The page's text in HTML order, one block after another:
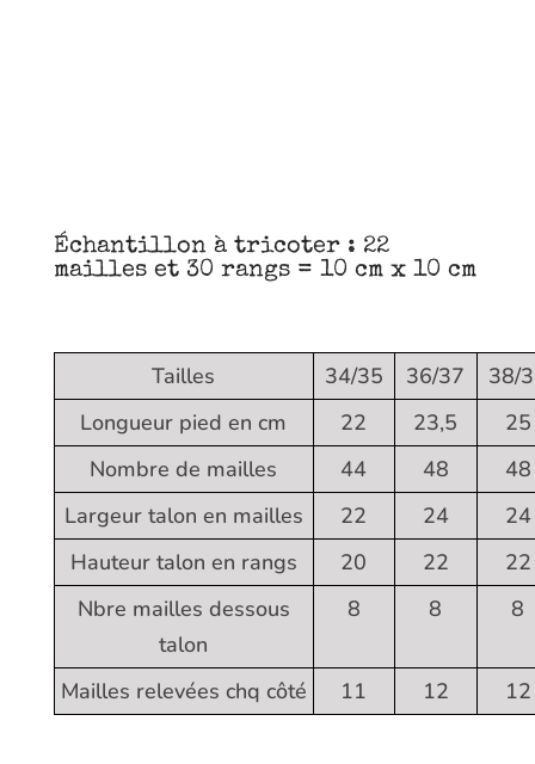
Échantillon à tricoter : 22
mailles et 30 rangs = 10 cm x 10 cm
Tailles 34/35 36/37
38/
Longueur pied en cm
22 23,5
25
Nombre de mailles
44 48
48
Largeur talon en mailles
22 24
24
Hauteur talon en rangs
20 22
22
Nbre mailles dessous
talon
8 8 8
Mailles relevées chq côté 11 12 12